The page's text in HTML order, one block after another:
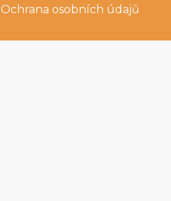
Ochrana osobních údajů